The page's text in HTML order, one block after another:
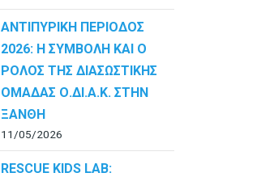
ΑΝΤΙΠΥΡΙΚΗ ΠΕΡΙΟΔΟΣ
2026: Η ΣΥΜΒΟΛΗ ΚΑΙ Ο
ΡΟΛΟΣ ΤΗΣ ΔΙΑΣΩΣΤΙΚΗΣ
ΟΜΑΔΑΣ Ο.ΔΙ.Α.Κ. ΣΤΗΝ
ΞΑΝΘΗ
11/05/2026
RESCUE KIDS LAB: